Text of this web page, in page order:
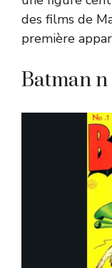
des films de
première
Batman n